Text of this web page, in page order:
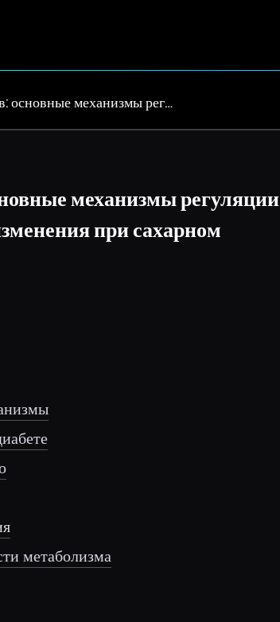
основные механизмы рег…
механизмы регуляции
при сахарном
метаболизма